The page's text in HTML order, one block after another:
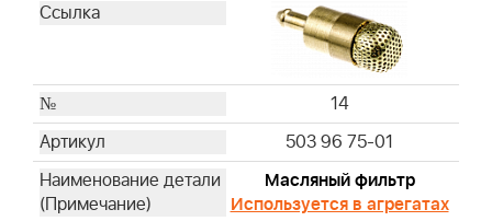
14
503 96 75-01
Масляный фильтр
Используется в агрегатах